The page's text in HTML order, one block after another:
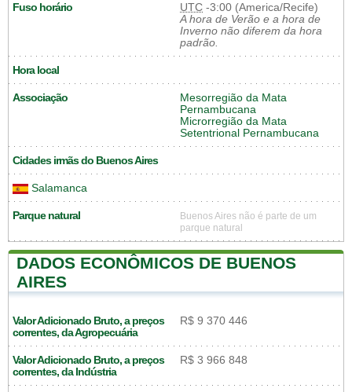
Fuso horário UTC -3:00 (America/Recife)
A hora de Verão e a hora de
Inverno não diferem da hora
padrão.
Hora local
Associação
Mesorregião da Mata
Pernambucana
Microrregião da Mata
Setentrional Pernambucana
Cidades irmãs do Buenos Aires
Salamanca
Parque natural
Buenos Aires não é parte de um
parque natural
DADOS ECONÔMICOS DE BUENOS
AIRES
Valor Adicionado Bruto, a preços
correntes, da Agropecuária
R$ 9 370 446
Valor Adicionado Bruto, a preços
correntes, da Indústria
R$ 3 966 848